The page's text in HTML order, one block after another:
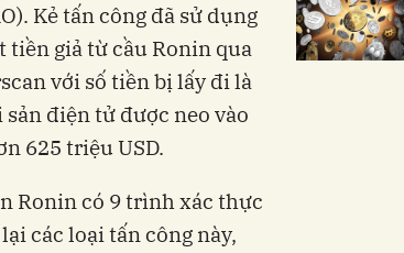
Kẻ tấn công đã sử dụng
tiền giả từ cầu Ronin qua
với số tiền bị lấy đi là
điện tử được neo vào
625 triệu USD.
Ronin có 9 trình xác thực
các loại tấn công này,